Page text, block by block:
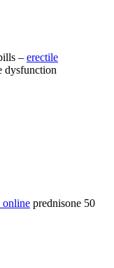
– erectile
dysfunction
online prednisone 50